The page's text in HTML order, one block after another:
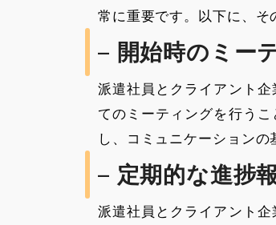
常に重要です。以下に、そ
– 開始時のミー
派遣社員とクライアント
てのミーティングを行う
し、コミュニケーションの
– 定期的な進捗
派遣社員とクライアント